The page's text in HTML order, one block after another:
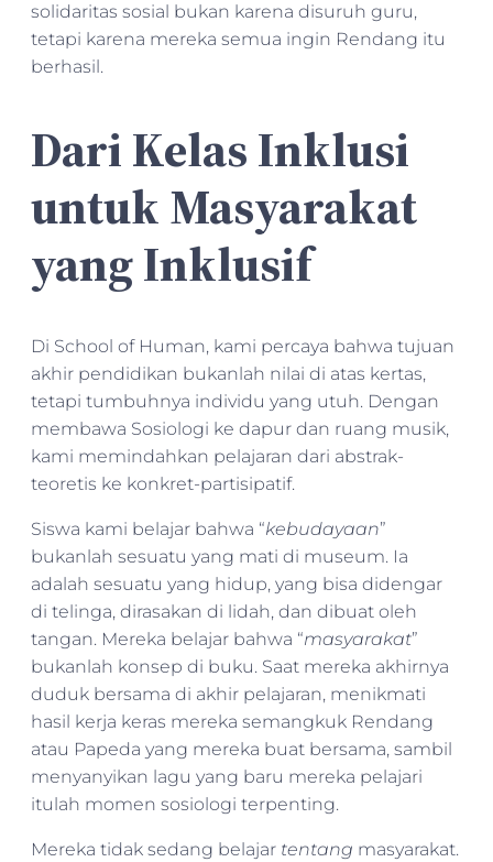
solidaritas sosial bukan karena disuruh guru,
tetapi karena mereka semua ingin Rendang itu
berhasil.
Dari Kelas Inklusi
untuk Masyarakat
yang Inklusif
Di School of Human, kami percaya bahwa tujuan
akhir pendidikan bukanlah nilai di atas kertas,
tetapi tumbuhnya individu yang utuh. Dengan
membawa Sosiologi ke dapur dan ruang musik,
kami memindahkan pelajaran dari abstrak-
teoretis ke konkret-partisipatif.
Siswa kami belajar bahwa “kebudayaan”
bukanlah sesuatu yang mati di museum. Ia
adalah sesuatu yang hidup, yang bisa didengar
di telinga, dirasakan di lidah, dan dibuat oleh
tangan. Mereka belajar bahwa “masyarakat”
bukanlah konsep di buku. Saat mereka akhirnya
duduk bersama di akhir pelajaran, menikmati
hasil kerja keras mereka semangkuk Rendang
atau Papeda yang mereka buat bersama, sambil
menyanyikan lagu yang baru mereka pelajari
itulah momen sosiologi terpenting.
Mereka tidak sedang belajar tentang masyarakat.